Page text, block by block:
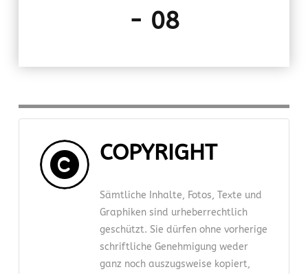
- 08
COPYRIGHT
Sämtliche Inhalte, Fotos, Texte und
Graphiken sind urheberrechtlich
geschützt. Sie dürfen ohne vorherige
schriftliche Genehmigung weder
ganz noch auszugsweise kopiert,